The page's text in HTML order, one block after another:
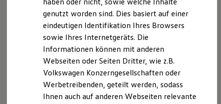
Unser Ansatz
Klimafreundlicher Strom
Reichweite & Ladelösungen
Reichweitensimulator
Ladezeitensimulator
Ladelösungen für Privatkunden
Ladelösungen für Gewerbekunden
Bidirektionales Laden
Förderung & Kosten der Elektrofahrzeuge
Fördermöglichkeiten für Privatkunden
sofern diese ebenfalls mit Car2X ausgestattet sind. So
können Sie beispielsweise via Car2X frühzeitig von
vorausfahrenden Fahrzeugen über Stauenden oder
kurzfristige Baustellen gewarnt werden.
Sind alle technischen Voraussetzungen erfüllt, kann gewarnt
werden vor:
genutzt worden sind. Dies basiert auf einer
eindeutigen Identifikation Ihres Browsers
sowie Ihres Internetgeräts. Die
Informationen können mit anderen
Webseiten oder Seiten Dritter, wie z.B.
Volkswagen Konzerngesellschaften oder
Werbetreibenden, geteilt werden, sodass
Ihnen auch auf anderen Webseiten relevante